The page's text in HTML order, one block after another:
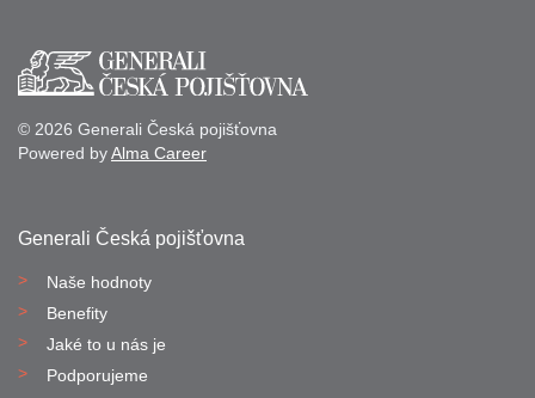
© 2026 Generali Česká pojišťovna
Powered byAlma Career
Generali Česká pojišťovna
Naše hodnoty
Benefity
Jaké to u nás je
Podporujeme